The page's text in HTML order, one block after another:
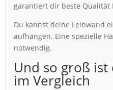
garantiert dir beste Qualität
Du kannst deine Leinwand
aufhängen. Eine spezielle
notwendig.
Und so groß
im Vergleich